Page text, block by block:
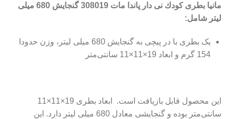
مانیا بطری كودك نی دار پاندا مات 308019 گنجایش 680 میلی
لیتر شامل:
یک بطری با در پیچی به گنجایش 680 میلی لیتر، وزن حدودا
154 گرم و ابعاد 19×11×11 سانتی‌متر
این محصول قابل بازیافت است. ابعاد بطری 19×11×11
سانتی‌متر بوده و گنجایشی معادل 680 میلی لیتر دارد. این